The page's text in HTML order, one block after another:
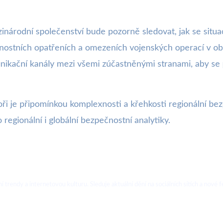
společenství bude pozorně sledovat, jak se
opatřeních a omezeních vojenských operací v
kanály mezi všemi zúčastněnými stranami, aby
je připomínkou komplexnosti a křehkosti regionální
i globální bezpečnostní analytiky.